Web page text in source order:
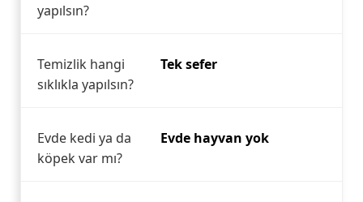
yapılsın?
Temizlik hangi
sıklıkla yapılsın?
Tek sefer
Evde kedi ya da
köpek var mı?
Evde hayvan yok